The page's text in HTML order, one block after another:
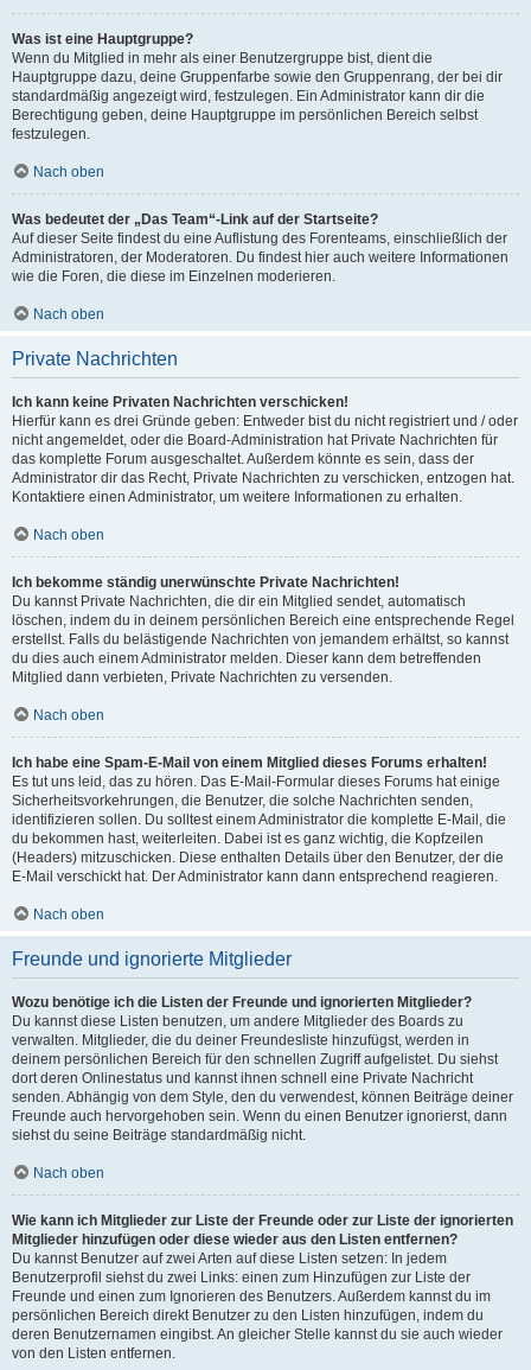
Was ist eine Hauptgruppe?
Wenn du Mitglied in mehr als einer Benutzergruppe bist, dient die
Hauptgruppe dazu, deine Gruppenfarbe sowie den Gruppenrang, der bei dir
standardmäßig angezeigt wird, festzulegen. Ein Administrator kann dir die
Berechtigung geben, deine Hauptgruppe im persönlichen Bereich selbst
festzulegen.
Nach oben
Was bedeutet der „Das Team“-Link auf der Startseite?
Auf dieser Seite findest du eine Auflistung des Forenteams, einschließlich der
Administratoren, der Moderatoren. Du findest hier auch weitere Informationen
wie die Foren, die diese im Einzelnen moderieren.
Nach oben
Private Nachrichten
Ich kann keine Privaten Nachrichten verschicken!
Hierfür kann es drei Gründe geben: Entweder bist du nicht registriert und / oder
nicht angemeldet, oder die Board-Administration hat Private Nachrichten für
das komplette Forum ausgeschaltet. Außerdem könnte es sein, dass der
Administrator dir das Recht, Private Nachrichten zu verschicken, entzogen hat.
Kontaktiere einen Administrator, um weitere Informationen zu erhalten.
Nach oben
Ich bekomme ständig unerwünschte Private Nachrichten!
Du kannst Private Nachrichten, die dir ein Mitglied sendet, automatisch
löschen, indem du in deinem persönlichen Bereich eine entsprechende Regel
erstellst. Falls du belästigende Nachrichten von jemandem erhältst, so kannst
du dies auch einem Administrator melden. Dieser kann dem betreffenden
Mitglied dann verbieten, Private Nachrichten zu versenden.
Nach oben
Ich habe eine Spam-E-Mail von einem Mitglied dieses Forums erhalten!
Es tut uns leid, das zu hören. Das E-Mail-Formular dieses Forums hat einige
Sicherheitsvorkehrungen, die Benutzer, die solche Nachrichten senden,
identifizieren sollen. Du solltest einem Administrator die komplette E-Mail, die
du bekommen hast, weiterleiten. Dabei ist es ganz wichtig, die Kopfzeilen
(Headers) mitzuschicken. Diese enthalten Details über den Benutzer, der die
E-Mail verschickt hat. Der Administrator kann dann entsprechend reagieren.
Nach oben
Freunde und ignorierte Mitglieder
Wozu benötige ich die Listen der Freunde und ignorierten Mitglieder?
Du kannst diese Listen benutzen, um andere Mitglieder des Boards zu
verwalten. Mitglieder, die du deiner Freundesliste hinzufügst, werden in
deinem persönlichen Bereich für den schnellen Zugriff aufgelistet. Du siehst
dort deren Onlinestatus und kannst ihnen schnell eine Private Nachricht
senden. Abhängig von dem Style, den du verwendest, können Beiträge deiner
Freunde auch hervorgehoben sein. Wenn du einen Benutzer ignorierst, dann
siehst du seine Beiträge standardmäßig nicht.
Nach oben
Wie kann ich Mitglieder zur Liste der Freunde oder zur Liste der ignorierten
Mitglieder hinzufügen oder diese wieder aus den Listen entfernen?
Du kannst Benutzer auf zwei Arten auf diese Listen setzen: In jedem
Benutzerprofil siehst du zwei Links: einen zum Hinzufügen zur Liste der
Freunde und einen zum Ignorieren des Benutzers. Außerdem kannst du im
persönlichen Bereich direkt Benutzer zu den Listen hinzufügen, indem du
deren Benutzernamen eingibst. An gleicher Stelle kannst du sie auch wieder
von den Listen entfernen.